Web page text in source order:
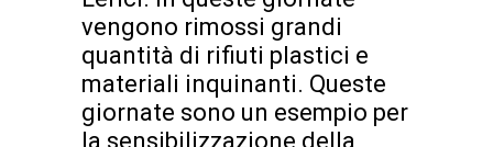
vengono rimossi grandi
quantità di rifiuti plastici e
materiali inquinanti. Queste
giornate sono un esempio per
la sensibilizzazione della